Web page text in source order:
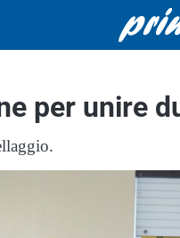
per unire